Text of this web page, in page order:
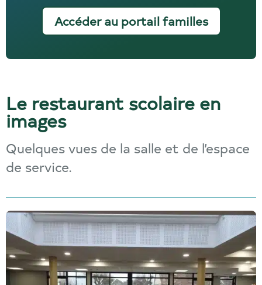
Accéder au portail familles
Le restaurant scolaire en
images
Quelques vues de la salle et de l’espace
de service.